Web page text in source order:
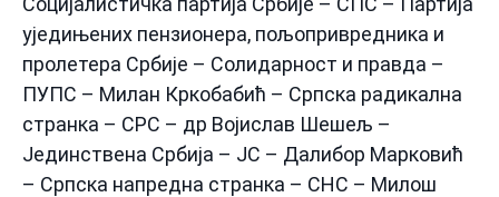
уједињених пензионера, пољопривредника и
пролетера Србије – Солидарност и правда –
ПУПС – Милан Кркобабић – Српска радикална
странка – СРС – др Војислав Шешељ –
Јединствена Србија – ЈС – Далибор Марковић
– Српска напредна странка – СНС – Милош